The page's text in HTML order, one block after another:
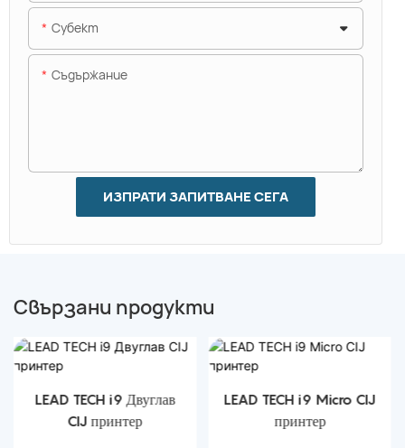
Субект
Съдържание
ИЗПРАТИ ЗАПИТВАНЕ СЕГА
Свързани продукти
LEAD TECH i9 Двуглав
CIJ принтер
LEAD TECH i9 Micro CIJ
принтер